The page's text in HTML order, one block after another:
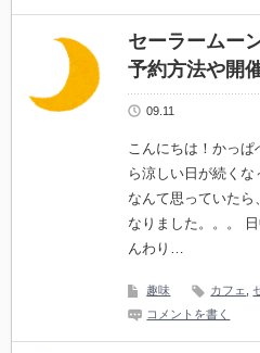
セーラームー
予約方法や開
09.11
こんにちは！かっ
ら涼しい日が続く
なんて思っていた
なりました。。。
んわり…
趣味 カフェ
コメントを書く